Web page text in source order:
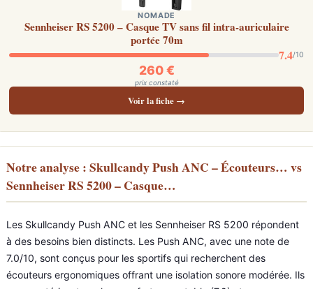
NOMADE
Sennheiser RS 5200 – Casque TV sans fil intra-auriculaire
portée 70m
7.4/10
260 €
prix constaté
Voir la fiche →
Notre analyse : Skullcandy Push ANC – Écouteurs… vs
Sennheiser RS 5200 – Casque…
Les Skullcandy Push ANC et les Sennheiser RS 5200 répondent
à des besoins bien distincts. Les Push ANC, avec une note de
7.0/10, sont conçus pour les sportifs qui recherchent des
écouteurs ergonomiques offrant une isolation sonore modérée. Ils